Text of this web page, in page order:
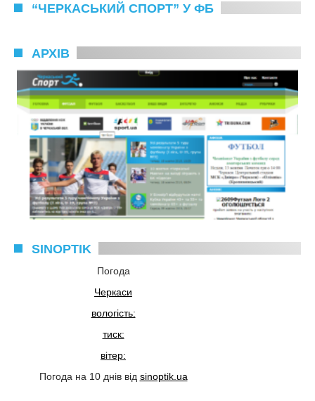
“ЧЕРКАСЬКИЙ СПОРТ” У ФБ
АРХІВ
SINOPTIK
Погода
Черкаси
вологість:
тиск:
вітер:
Погода на 10 днів від sinoptik.ua